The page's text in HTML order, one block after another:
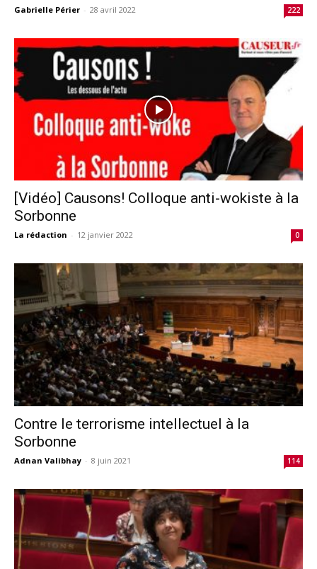
Gabrielle Périer - 28 avril 2022 222
[Vidéo] Causons! Colloque anti-wokiste à la
Sorbonne
La rédaction - 12 janvier 2022 0
Contre le terrorisme intellectuel à la
Sorbonne
Adnan Valibhay - 8 juin 2021 114